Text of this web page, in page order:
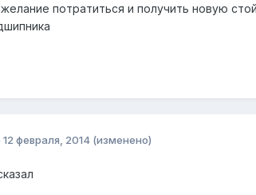
потратиться и получить новую
12 февраля, 2014 (изменено)